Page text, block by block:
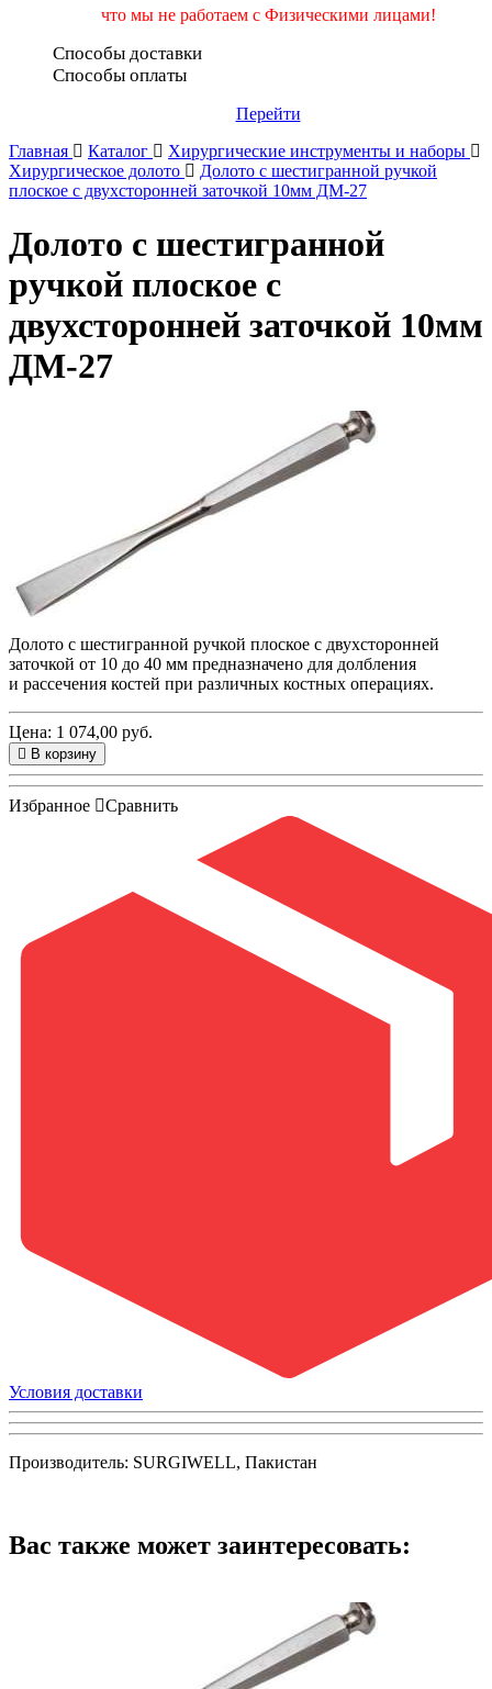
что мы не работаем с Физическими лицами!
Способы доставки
Способы оплаты
Перейти
Главная
Каталог
Хирургические инструменты и наборы
Хирургическое долото
Долото с шестигранной ручкой
плоское с двухсторонней заточкой 10мм ДМ-27
Долото с шестигранной
ручкой плоское с
двухсторонней заточкой 10мм
ДМ-27
Долото с шестигранной ручкой плоское с двухсторонней
заточкой от 10 до 40 мм предназначено для долбления
и рассечения костей при различных костных операциях.
Цена: 1 074,00 руб.
В корзину
Избранное Сравнить
Условия доставки
Производитель: SURGIWELL, Пакистан
Вас также может заинтересовать: